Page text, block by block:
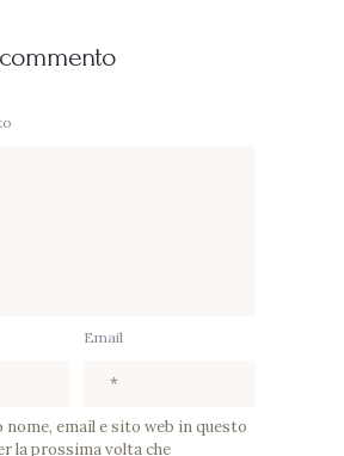
Email
nome, email e sito web in questo
la prossima volta che